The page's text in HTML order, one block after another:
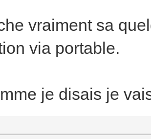
vraiment sa
via portable.
je disais je